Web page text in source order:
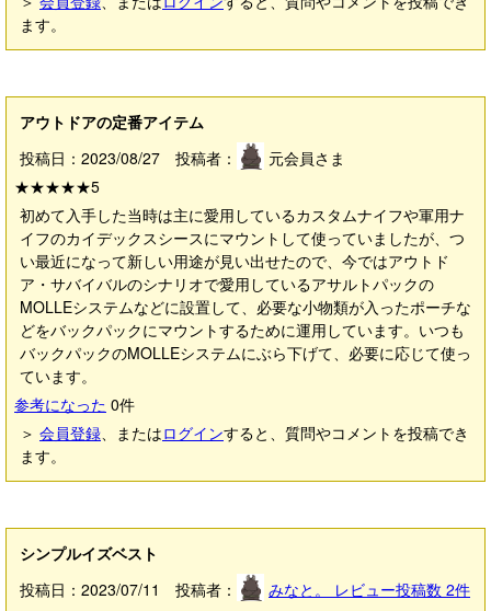
ます。
アウトドアの定番アイテム
投稿日：2023/08/27 投稿者：
元会員さま
★★★★★5
初めて入手した当時は主に愛用しているカスタムナイフや軍用ナ
イフのカイデックスシースにマウントして使っていましたが、つ
い最近になって新しい用途が見い出せたので、今ではアウトド
ア・サバイバルのシナリオで愛用しているアサルトパックの
MOLLEシステムなどに設置して、必要な小物類が入ったポーチな
どをバックパックにマウントするために運用しています。いつも
バックパックのMOLLEシステムにぶら下げて、必要に応じて使っ
ています。
参考になった 0件
＞ 会員登録、またはログインすると、質問やコメントを投稿でき
ます。
シンプルイズベスト
投稿日：2023/07/11 投稿者：
みなと。 レビュー投稿数 2件